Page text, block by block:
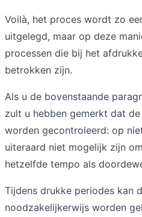
Voilà, het proces wordt zo
uitgelegd, maar op deze
processen die bij het
betrokken zijn.
Als u de bovenstaande
zult u hebben gemerkt dat
worden gecontroleerd: op
uiteraard niet mogelijk zijn
hetzelfde tempo als
Tijdens drukke periodes kan
noodzakelijkerwijs worden